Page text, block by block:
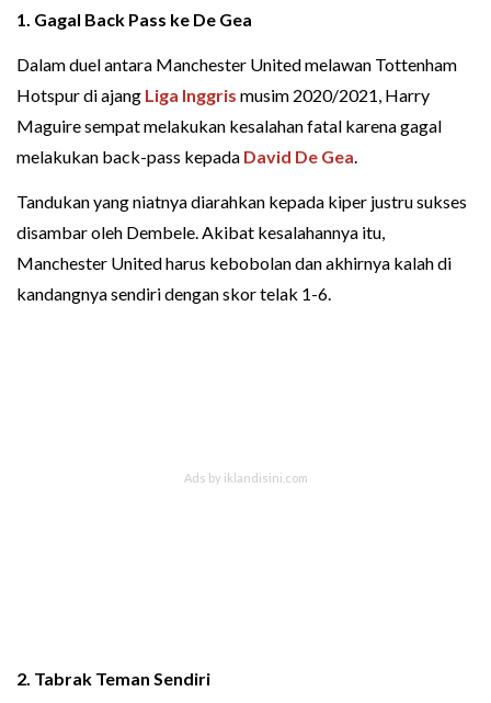
1. Gagal Back Pass ke De Gea
Dalam duel antara Manchester United melawan Tottenham
Hotspur di ajang Liga Inggris musim 2020/2021, Harry
Maguire sempat melakukan kesalahan fatal karena gagal
melakukan back-pass kepada David De Gea.
Tandukan yang niatnya diarahkan kepada kiper justru sukses
disambar oleh Dembele. Akibat kesalahannya itu,
Manchester United harus kebobolan dan akhirnya kalah di
kandangnya sendiri dengan skor telak 1-6.
2. Tabrak Teman Sendiri